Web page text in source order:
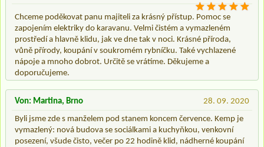
Chceme poděkovat panu majiteli za krásný přístup. Pomoc se
zapojením elektriky do karavanu. Velmi čistém a vymazleném
prostředí a hlavně klidu, jak ve dne tak v noci. Krásné příroda,
vůně přírody, koupání v soukromém rybníčku. Také vychlazené
nápoje a mnoho dobrot. Určitě se vrátíme. Děkujeme a
doporučujeme.
28. 09. 2020
Von: Martina, Brno
Byli jsme zde s manželem pod stanem koncem července. Kemp je
vymazlený: nová budova se sociálkami a kuchyňkou, venkovní
posezení, všude čisto, večer po 22 hodině klid, nádherné koupání